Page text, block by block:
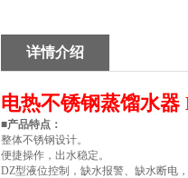
详情介绍
电热不锈钢蒸馏水器
■产品特点：
整体不锈钢设计。
便捷操作，出水稳定。
DZ型液位控制，缺水报警、缺水断电，